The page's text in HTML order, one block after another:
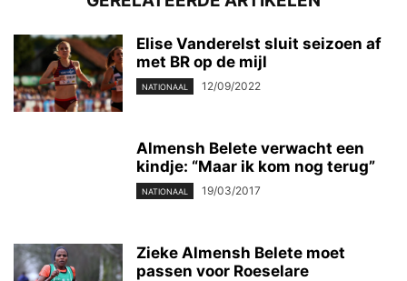
Elise Vanderelst sluit seizoen af
met BR op de mijl
NATIONAAL 12/09/2022
Almensh Belete verwacht een
kindje: “Maar ik kom nog terug”
NATIONAAL 19/03/2017
Zieke Almensh Belete moet
passen voor Roeselare